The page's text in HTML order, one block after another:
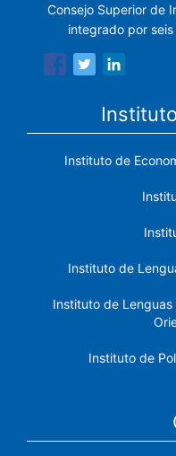
Consejo Superior de
integrado por
Instituto de
Instituto de
Instituto de
Instituto de